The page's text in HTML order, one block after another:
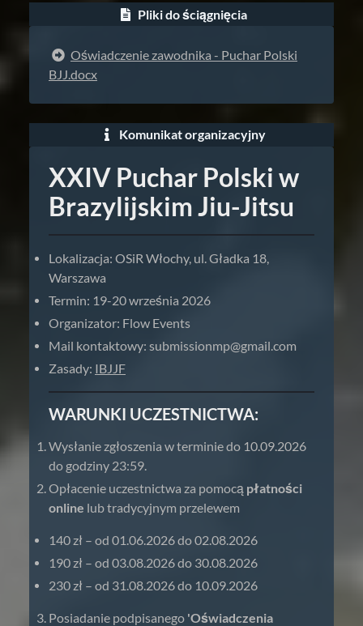
Pliki do ściągnięcia
Oświadczenie zawodnika - Puchar Polski
BJJ.docx
Komunikat organizacyjny
XXIV Puchar Polski w
Brazylijskim Jiu-Jitsu
Lokalizacja: OSiR Włochy, ul. Gładka 18,
Warszawa
Termin: 19-20 września 2026
Organizator: Flow Events
Mail kontaktowy: submissionmp@gmail.com
Zasady: IBJJF
WARUNKI UCZESTNICTWA:
Wysłanie zgłoszenia w terminie do 10.09.2026
do godziny 23:59.
Opłacenie uczestnictwa za pomocą płatności
online lub tradycyjnym przelewem
140 zł – od 01.06.2026 do 02.08.2026
190 zł – od 03.08.2026 do 30.08.2026
230 zł – od 31.08.2026 do 10.09.2026
Posiadanie podpisanego 'Oświadczenia